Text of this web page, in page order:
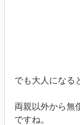
でも大人になる
両親以外から無
ですね。